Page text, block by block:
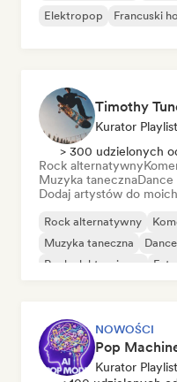
Elektropop
Francuski
Timothy
Kurator
> 300 udzielonych
Rock alternatywny
Muzyka tanecznaDance
Dodaj artystów do
Rock alternatywny
Muzyka taneczna
Rock elektroniczny
NOWOŚCI
Kurator